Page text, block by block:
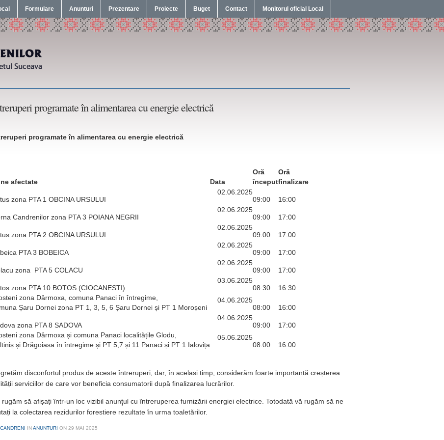
Formulare Anunturi Prezentare Proiecte Buget Contact Monitorul oficial Local
programate în alimentarea cu energie electrică
programate în alimentarea cu energie electrică
afectate Data
Oră
început
Oră
finalizare
zona PTA 1 OBCINA URSULUI
02.06.2025
09:00
16:00
Candrenilor zona PTA 3 POIANA NEGRII
02.06.2025
09:00
17:00
zona PTA 2 OBCINA URSULUI
02.06.2025
09:00
17:00
PTA 3 BOBEICA
02.06.2025
09:00
17:00
zona PTA 5 COLACU
02.06.2025
09:00
17:00
zona PTA 10 BOTOS (CIOCANESTI)
03.06.2025
08:30
16:30
zona Dârmoxa, comuna Panaci în întregime,
Șaru Dornei zona PT 1, 3, 5, 6 Șaru Dornei și PT 1 Moroșeni
04.06.2025
08:00
16:00
zona PTA 8 SADOVA
04.06.2025
09:00
17:00
zona Dârmoxa și comuna Panaci localitățile Glodu,
și Drăgoiasa în întregime și PT 5,7 și 11 Panaci și PT 1 Ialovița
05.06.2025
08:00
16:00
disconfortul produs de aceste întreruperi, dar, în acelasi timp, considerăm foarte importantă creșterea
serviciilor de care vor beneficia consumatorii după finalizarea lucrărilor.
rugăm să afișați într-un loc vizibil anunţul cu întreruperea furnizării energiei electrice. Totodată vă rugăm să ne
la colectarea rezidurilor forestiere rezultate în urma toaletărilor.
CANDRENI INANUNTURI ON 29 MAI 2025